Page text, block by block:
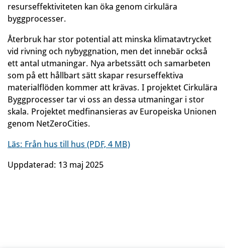
resurseffektiviteten kan öka genom cirkulära
byggprocesser.
Återbruk har stor potential att minska klimatavtrycket
vid rivning och nybyggnation, men det innebär också
ett antal utmaningar. Nya arbetssätt och samarbeten
som på ett hållbart sätt skapar resurseffektiva
materialflöden kommer att krävas. I projektet Cirkulära
Byggprocesser tar vi oss an dessa utmaningar i stor
skala. Projektet medfinansieras av Europeiska Unionen
genom NetZeroCities.
Läs: Från hus till hus (PDF, 4 MB)
Uppdaterad: 13 maj 2025